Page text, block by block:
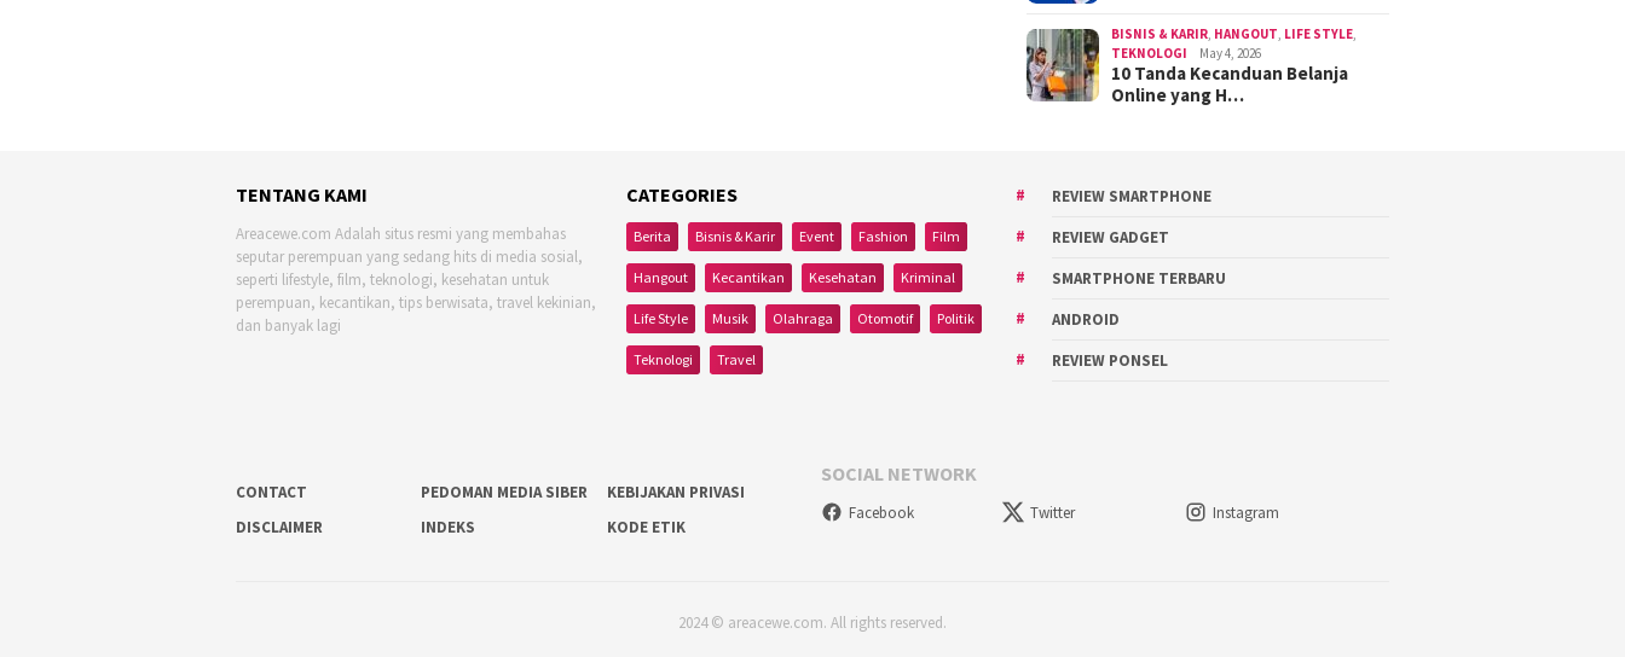
BISNIS & KARIR HANGOUT LIFE STYLE
TEKNOLOGI
May 4, 2026
10 Tanda Kecanduan Belanja
Online yang H…
TENTANG KAMI
Areacewe.com Adalah situs resmi yang membahas
seputar perempuan yang sedang hits di media sosial,
seperti lifestyle, film, teknologi, kesehatan untuk
perempuan, kecantikan, tips berwisata, travel kekinian,
dan banyak lagi
CATEGORIES
Berita Bisnis & Karir Event Fashion Film
Hangout Kecantikan Kesehatan Kriminal
Life Style Musik Olahraga Otomotif Politik
Teknologi Travel
REVIEW SMARTPHONE
REVIEW GADGET
SMARTPHONE TERBARU
ANDROID
REVIEW PONSEL
CONTACT PEDOMAN MEDIA SIBER
KEBIJAKAN PRIVASI
DISCLAIMER
INDEKS KODE ETIK
SOCIAL NETWORK
Facebook Twitter Instagram
2024 © areacewe.com. All rights reserved.